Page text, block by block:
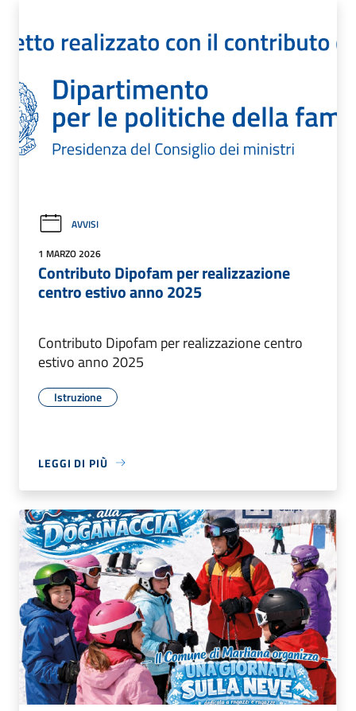
AVVISI
1 MARZO 2026
Contributo Dipofam per realizzazione
centro estivo anno 2025
Contributo Dipofam per realizzazione centro
estivo anno 2025
Istruzione
LEGGI DI PIÙ